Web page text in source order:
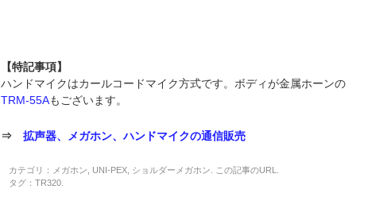
【特記事項】
ハンドマイクはカールコードマイク方式です。ボディが金属ホーンの
TRM-55Aもございます。
⇒拡声器、メガホン、ハンドマイクの通信販売
カテゴリ： メガホン UNI-PEX ショルダーメガホン . この記事のURL
タグ：TR320